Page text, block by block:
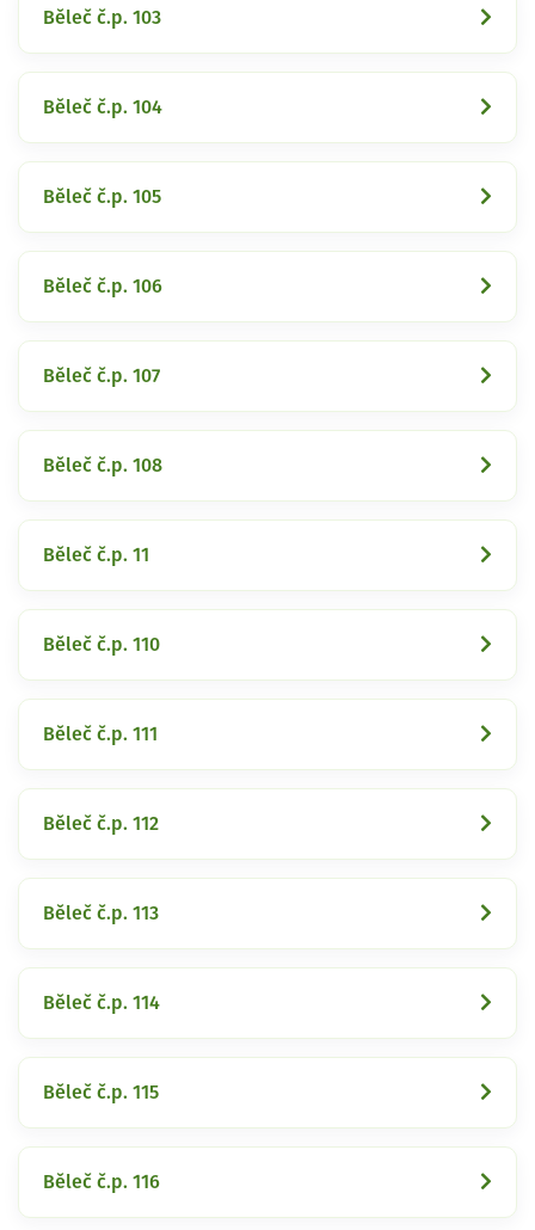
Běleč č.p. 103
Běleč č.p. 104
Běleč č.p. 105
Běleč č.p. 106
Běleč č.p. 107
Běleč č.p. 108
Běleč č.p. 11
Běleč č.p. 110
Běleč č.p. 111
Běleč č.p. 112
Běleč č.p. 113
Běleč č.p. 114
Běleč č.p. 115
Běleč č.p. 116